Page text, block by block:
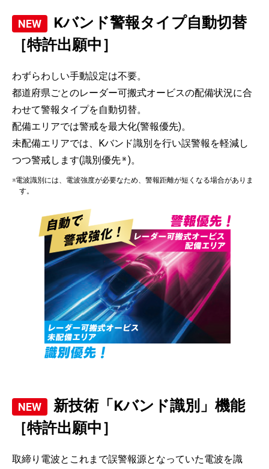
Kバンド警報タイプ自動切替
［特許出願中］
わずらわしい手動設定は不要。
都道府県ごとのレーダー可搬式オービスの配備状況に合
わせて警報タイプを自動切替。
配備エリアでは警戒を最大化(警報優先)。
未配備エリアでは、Kバンド識別を行い誤警報を軽減し
つつ警戒します(識別優先※ )。
※電波識別には、電波強度が必要なため、警報距離が短くなる場合がありま
す。
新技術「Kバンド識別」機能
［特許出願中］
取締り電波とこれまで誤警報源となっていた電波を識